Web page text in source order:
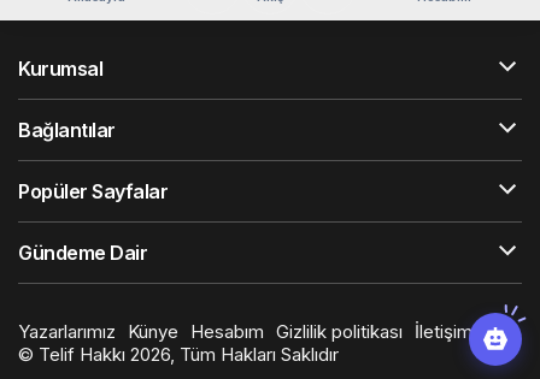
Kurumsal
Bağlantılar
Popüler Sayfalar
Gündeme Dair
Yazarlarımız Künye Hesabım Gizlilik politikası
İletişim
© Telif Hakkı 2026, Tüm Hakları Saklıdır